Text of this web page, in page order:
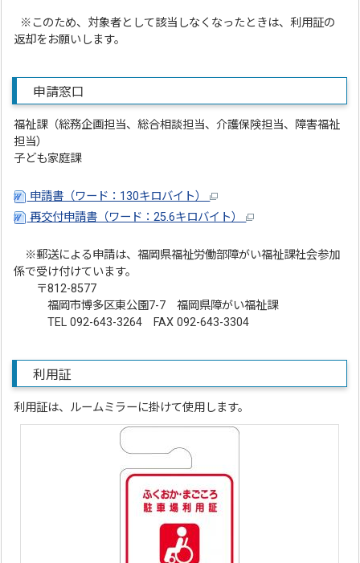
※このため、対象者として該当しなくなったときは、利用証の
返却をお願いします。
申請窓口
福祉課（総務企画担当、総合相談担当、介護保険担当、障害福祉
担当）
子ども家庭課
申請書（ワード：130キロバイト）
再交付申請書（ワード：25.6キロバイト）
※郵送による申請は、福岡県福祉労働部障がい福祉課社会参加
係で受け付けています。
〒812-8577
福岡市博多区東公園7-7 福岡県障がい福祉課
TEL 092-643-3264 FAX 092-643-3304
利用証
利用証は、ルームミラーに掛けて使用します。